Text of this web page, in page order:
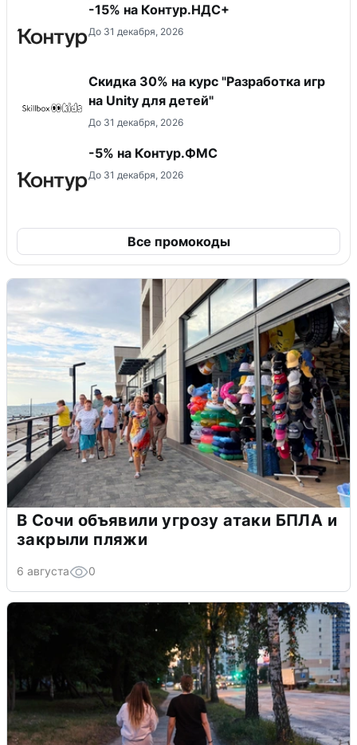
-15% на Контур.НДС+
До 31 декабря, 2026
Скидка 30% на курс "Разработка игр
на Unity для детей"
До 31 декабря, 2026
-5% на Контур.ФМС
До 31 декабря, 2026
Все промокоды
В Сочи объявили угрозу атаки БПЛА и
закрыли пляжи
6 августа 0